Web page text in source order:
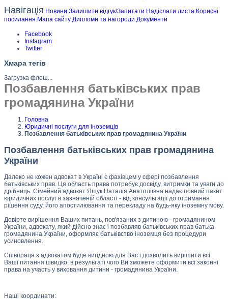
Навігація Новини Залишити відгук/Запитати Надіслати листа Корисні
посилання Мапа сайту Дипломи та нагороди Документи
Facebook
Instagram
Twitter
Хмара тегів
Загрузка флеш...
Позбавлення батьківських прав
громадянина України
Головна
Юридичні послуги для іноземців
Позбавлення батьківських прав громадянина України
Позбавлення батьківських прав громадянина
України
Далеко не кожен адвокат в Україні є фахівцем у сфері позбавлення
батьківських прав. Ця область права потребує досвіду, витримки та уваги до
дрібниць. Сімейний адвокат Ящук Наталія Анатоліївна надає повний пакет
юридичних послуг в зазначеній області - від консультації до отримання
рішення суду, його апостилювання та перекладу на будь-яку іноземну мову.
Довірте вирішення Ваших питань, пов'язаних з дитиною - громадянином
України, адвокату, який дійсно знає і позбавляв батьківських прав батька
громадянина України, оформляє батьківство іноземця без процедури
усиновлення.
Співпраця з адвокатом буде вигідною для Вас і дозволить вирішити всі
Ваші питання швидко, в результаті чого Ви зможете оформити всі законні
права на участь у виховання дитини - громадянина України.
Наші координати: